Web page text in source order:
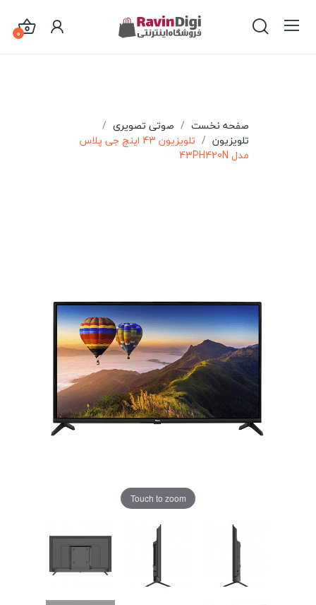
0
صفحه نخست
صوتی تصویری
تلویزیون
تلویزیون 43 اینچ جی پلاس
مدل 43PH420N
Touch to zoom